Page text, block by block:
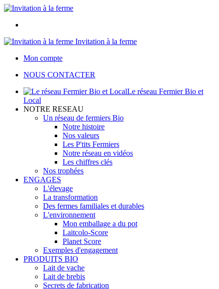
Invitation à la ferme
Mon compte
NOUS CONTACTER
Le réseau Fermier Bio et
Local
NOTRE RESEAU
Un réseau de fermiers Bio
Notre histoire
Nos valeurs
Les P'tits Fermiers
Notre réseau en vidéos
Les chiffres clés
Nos trophées
ENGAGES
L'élevage
La transformation
Des fermes familiales et durables
L'environnement
Mon emballage a du pot
Laitcolo-Score
Planet Score
Exemples d'engagement
PRODUITS BIO
Lait de vache
Lait de brebis
Secrets de fabrication